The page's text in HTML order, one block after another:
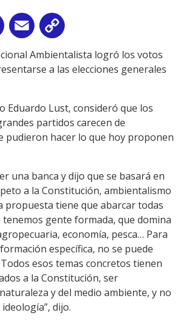
WhatsApp
Email
Link
Ambientalista logró los votos
a las elecciones generales
Eduardo Lust, consideró que los
partidos carecen de
pudieron hacer lo que hoy proponen
una banca y dijo que se basará en
a la Constitución, ambientalismo
propuesta tiene que abarcar todas
tenemos gente formada, que domina
economía, pesca… Para
específica, no se puede
esos temas concretos tienen
a la Constitución, ser
y del medio ambiente, y no
dijo.